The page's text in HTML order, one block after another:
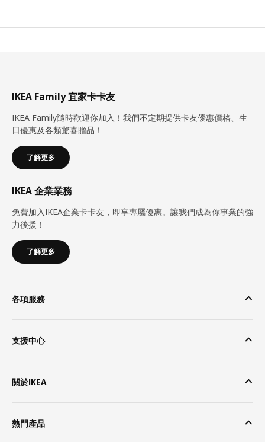
IKEA Family 宜家卡卡友
IKEA Family隨時歡迎你加入！我們不定期提供卡友優惠價格、生
日優惠及各類驚喜贈品！
了解更多
IKEA 企業業務
免費加入IKEA企業卡卡友，即享專屬優惠。讓我們成為你事業的強
力後援！
了解更多
各項服務
支援中心
關於IKEA
熱門產品